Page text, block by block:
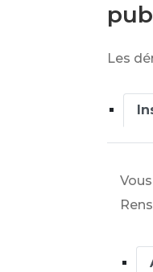
Les